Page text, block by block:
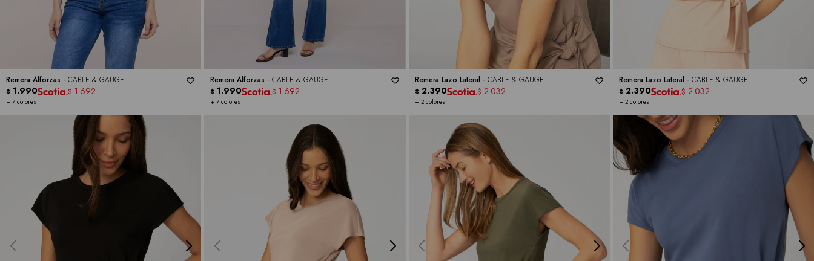
Remera Alforzas - CABLE & GAUGE
+ 7 colores
$ 1.990 $ 1.692
Remera Alforzas -CABLE & GAUGE
+ 7 colores
$ 1.990 $ 1.692
Remera Lazo Lateral - CABLE & GAUGE
+ 2 colores
$ 2.390 $ 2.032
Remera Lazo Lateral - CABLE & GAUGE
+ 2 colores
$ 2.390 $ 2.032